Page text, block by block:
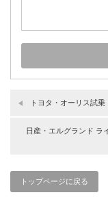
トヨタ・オーリス試
日産・エルグランド
トップページに戻る